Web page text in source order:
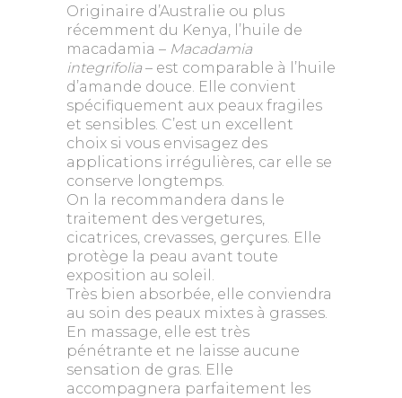
Originaire d’Australie ou plus
récemment du Kenya, l’huile de
macadamia – Macadamia
integrifolia – est comparable à l’huile
d’amande douce. Elle convient
spécifiquement aux peaux fragiles
et sensibles. C’est un excellent
choix si vous envisagez des
applications irrégulières, car elle se
conserve longtemps.
On la recommandera dans le
traitement des vergetures,
cicatrices, crevasses, gerçures. Elle
protège la peau avant toute
exposition au soleil.
Très bien absorbée, elle conviendra
au soin des peaux mixtes à grasses.
En massage, elle est très
pénétrante et ne laisse aucune
sensation de gras. Elle
accompagnera parfaitement les